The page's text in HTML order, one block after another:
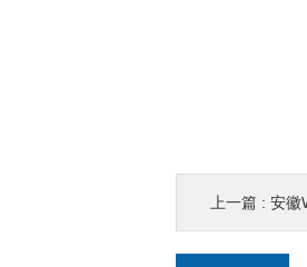
上一篇 : 安徽